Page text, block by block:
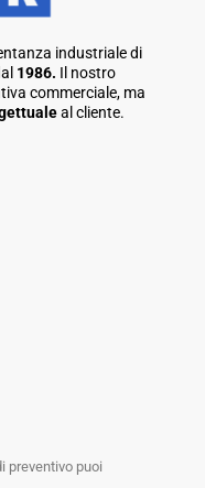
industriale di
1986. Il nostro
commerciale, ma
al cliente.
preventivo puoi